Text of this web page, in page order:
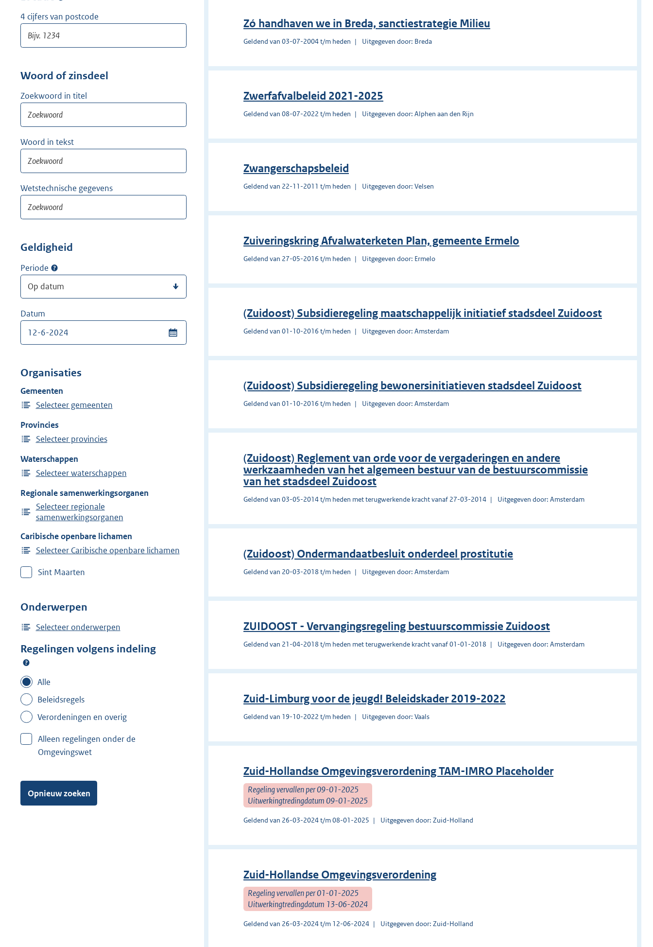
i
4 cijfers van postcode
Woord of zinsdeel
Zoekwoord in titel
Woord in tekst
Wetstechnische gegevens
Geldigheid
Periode
Datum
Organisaties
Gemeenten
Selecteer gemeenten
Provincies
Selecteer provincies
Waterschappen
Selecteer waterschappen
Regionale samenwerkingsorganen
Selecteer regionale
samenwerkingsorganen
Caribische openbare lichamen
Selecteer Caribische openbare lichamen
Sint Maarten
Onderwerpen
Selecteer onderwerpen
Regelingen volgens indeling
Alle
Beleidsregels
Verordeningen en overig
Alleen regelingen onder de
Omgevingswet
Opnieuw zoeken
Zó handhaven we in Breda, sanctiestrategie Milieu
Geldend van 03-07-2004 t/m heden Uitgegeven door: Breda
Zwerfafvalbeleid 2021-2025
Geldend van 08-07-2022 t/m heden Uitgegeven door: Alphen aan den Rijn
Zwangerschapsbeleid
Geldend van 22-11-2011 t/m heden Uitgegeven door: Velsen
Zuiveringskring Afvalwaterketen Plan, gemeente Ermelo
Geldend van 27-05-2016 t/m heden Uitgegeven door: Ermelo
(Zuidoost) Subsidieregeling maatschappelijk initiatief stadsdeel Zuidoost
Geldend van 01-10-2016 t/m heden Uitgegeven door: Amsterdam
(Zuidoost) Subsidieregeling bewonersinitiatieven stadsdeel Zuidoost
Geldend van 01-10-2016 t/m heden Uitgegeven door: Amsterdam
(Zuidoost) Reglement van orde voor de vergaderingen en andere
werkzaamheden van het algemeen bestuur van de bestuurscommissie
van het stadsdeel Zuidoost
Geldend van 03-05-2014 t/m heden met terugwerkende kracht vanaf 27-03-2014 Uitgegeven door: Amsterdam
(Zuidoost) Ondermandaatbesluit onderdeel prostitutie
Geldend van 20-03-2018 t/m heden Uitgegeven door: Amsterdam
ZUIDOOST - Vervangingsregeling bestuurscommissie Zuidoost
Geldend van 21-04-2018 t/m heden met terugwerkende kracht vanaf 01-01-2018 Uitgegeven door: Amsterdam
Zuid-Limburg voor de jeugd! Beleidskader 2019-2022
Geldend van 19-10-2022 t/m heden Uitgegeven door: Vaals
Zuid-Hollandse Omgevingsverordening TAM-IMRO Placeholder
Regeling vervallen per 09-01-2025
Uitwerkingtredingdatum 09-01-2025
Geldend van 26-03-2024 t/m 08-01-2025 Uitgegeven door: Zuid-Holland
Zuid-Hollandse Omgevingsverordening
Regeling vervallen per 01-01-2025
Uitwerkingtredingdatum 13-06-2024
Geldend van 26-03-2024 t/m 12-06-2024 Uitgegeven door: Zuid-Holland